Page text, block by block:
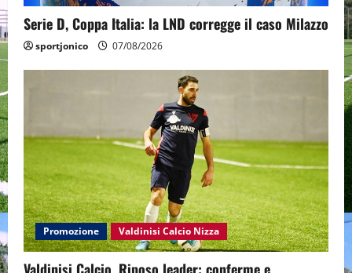
Serie D, Coppa Italia: la LND corregge il caso Milazzo
sportjonico 07/08/2026
Promozione Valdinisi Calcio Nizza